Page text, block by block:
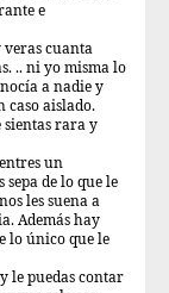
e
veras cuanta
.. ni yo misma lo
a nadie y
caso aislado.
sientas rara y
un
de lo que le
les suena a
Además hay
lo único que le
le puedas contar